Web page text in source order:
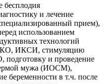
бесплодия
и лечение
прием),
использованием
технологий
ИКСИ, стимуляцию
подготовку и проведение
мужа (ИОСМ),
беременности в т.ч. после